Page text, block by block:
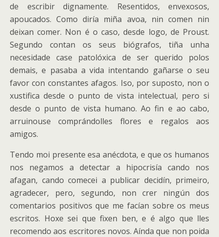
de escribir dignamente. Resentidos, envexosos,
apoucados. Como diría miña avoa, nin comen nin
deixan comer. Non é o caso, desde logo, de Proust.
Segundo contan os seus biógrafos, tiña unha
necesidade case patolóxica de ser querido polos
demais, e pasaba a vida intentando gañarse o seu
favor con constantes afagos. Iso, por suposto, non o
xustifica desde o punto de vista intelectual, pero si
desde o punto de vista humano. Ao fin e ao cabo,
arruinouse comprándolles flores e regalos aos
amigos.
Tendo moi presente esa anécdota, e que os humanos
nos negamos a detectar a hipocrisía cando nos
afagan, cando comecei a publicar decidín, primeiro,
agradecer, pero, segundo, non crer ningún dos
comentarios positivos que me facían sobre os meus
escritos. Hoxe sei que fixen ben, e é algo que lles
recomendo aos escritores novos. Aínda que non poida